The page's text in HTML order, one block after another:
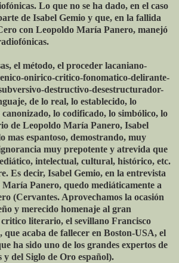
Lo que no se ha dado, en el caso
de Isabel Gemio y que, en la fallida
con Leopoldo María Panero, manejó
el método, el proceder lacaniano-
onirico-critico-fonomatico-delirante-
destructivo-desestructurador-
de lo real, lo establecido, lo
lo codificado, lo simbólico, lo
de Leopoldo María Panero, Isabel
mas espantoso, demostrando, muy
muy prepotente y atrevida que
intelectual, cultural, histórico, etc.
Es decir, Isabel Gemio, en la entrevista
Panero, quedo mediáticamente a
(Cervantes. Aprovechamos la ocasión
y merecido homenaje al gran
literario, el sevillano Francisco
acaba de fallecer en Boston-USA, el
ha sido uno de los grandes expertos de
del Siglo de Oro español).